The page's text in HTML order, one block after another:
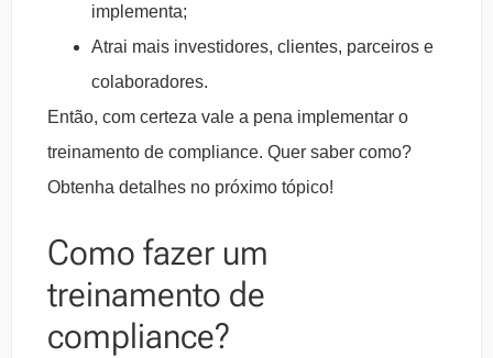
implementa;
Atrai mais investidores, clientes, parceiros e
colaboradores.
Então, com certeza vale a pena implementar o
treinamento de compliance. Quer saber como?
Obtenha detalhes no próximo tópico!
Como fazer um
treinamento de
compliance?